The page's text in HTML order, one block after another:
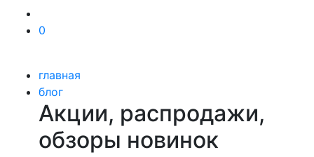
0
главная
блог
Акции, распродажи,
обзоры новинок